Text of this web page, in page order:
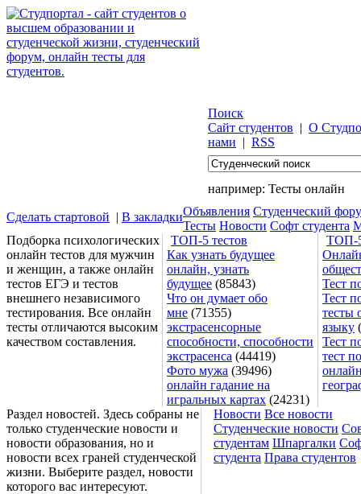
Поиск
Сайт студентов | О
нами | RSS
например: Тесты онлайн
Сделать стартовой | В закладкиОбъявления Студенческий
Тесты Новости Софт студента
Подборка психологических
онлайн тестов для мужчин
и женщин, а также онлайн
тестов ЕГЭ и тестов
внешнего независимого
тестирования. Все онлайн
тесты отличаются высоким
качеством составления.
ТОП-5 тестов
ТОП-
Как узнать будущее
онлайн, узнать
будущее (85843)
Что он думает обо
мне (71355)
экстрасенсорные
способности, способности
экстрасенса (44419)
Фото мужа (39496)
онлайн гадание на
игральных картах (24231)
Тест
Тест
тесты
языку
Тест
тест
Раздел новостей. Здесь собраны не
только студенческие новости и
новости образования, но и
новости всех граней студенческой
жизни. Выберите раздел, новости
которого вас интересуют.
Новости Все новости
Студенческие новости
студентам Шпаргалки
студента Права студентов